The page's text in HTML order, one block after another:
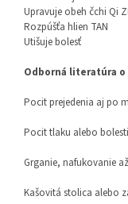
Upravuje obeh čchi Qi
Rozpúšťa hlien TAN
Utišuje bolesť
Odborná literatúra
Pocit prejedenia aj po
Pocit tlaku alebo
Grganie, nafukovanie
Kašovitá stolica alebo